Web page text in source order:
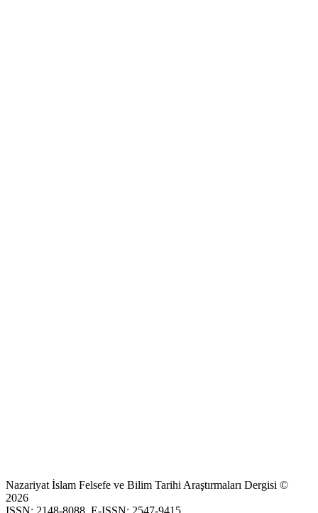
Nazariyat İslam Felsefe ve Bilim Tarihi Araştırmaları Dergisi ©
2026